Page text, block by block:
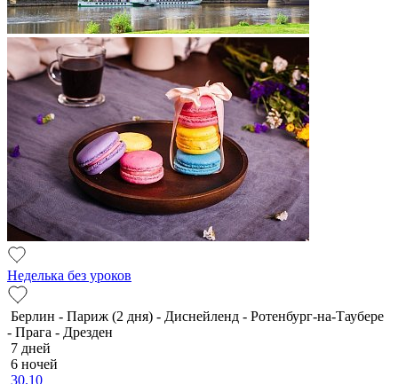
Неделька без уроков
Берлин - Париж (2 дня) - Диснейленд - Ротенбург-на-Таубере
- Прага - Дрезден
7 дней
6 ночей
30.10